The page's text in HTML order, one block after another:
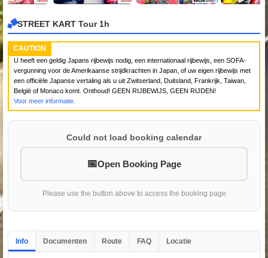
STREET KART Tour 1h
CAUTION
U heeft een geldig Japans rijbewijs nodig, een internationaal rijbewijs, een SOFA-
vergunning voor de Amerikaanse strijdkrachten in Japan, of uw eigen rijbewijs met
een officiële Japanse vertaling als u uit Zwitserland, Duitsland, Frankrijk, Taiwan,
België of Monaco komt. Onthoud! GEEN RIJBEWIJS, GEEN RIJDEN!
Voor meer informatie.
Could not load booking calendar
Open Booking Page
Please use the button above to access the booking page
Info Documenten Route FAQ Locatie